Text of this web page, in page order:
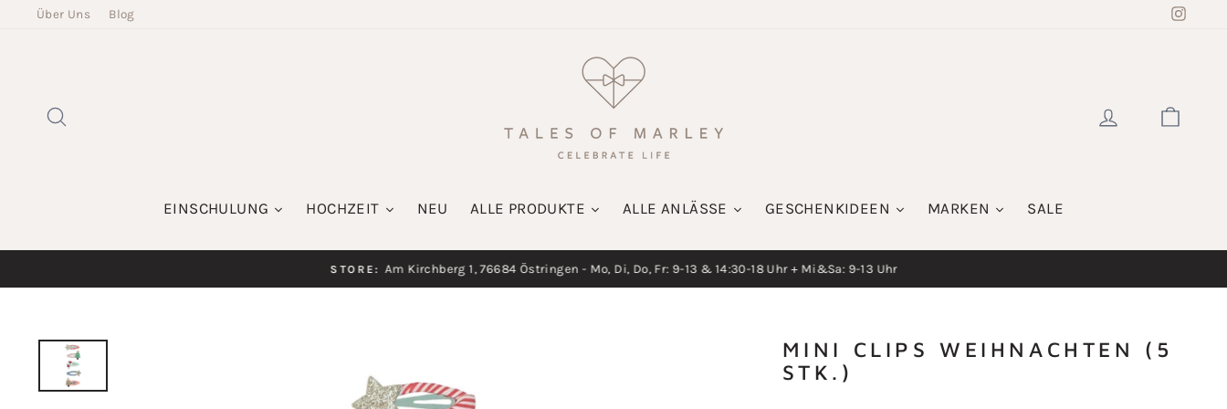
DirektÜber Uns Blog
EINSCHULUNG HOCHZEIT NEU ALLE PRODUKTE ALLE ANLÄSSE GESCHENKIDEEN MARKEN SALE
STORE: Am Kirchberg 1, 76684 Östringen - Mo, Di, Do, Fr: 9-13 & 14:30-18 Uhr + Mi&Sa: 9-13 Uhr
MINI CLIPS WEIHNACHTEN (5
STK.)